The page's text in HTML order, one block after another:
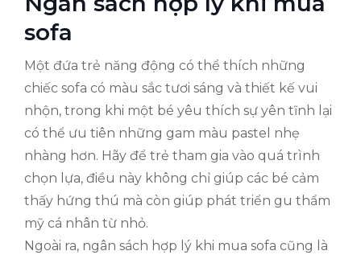
sofa
Một đứa trẻ năng động có thể thích những
chiếc sofa có màu sắc tươi sáng và thiết kế vui
nhộn, trong khi một bé yêu thích sự yên tĩnh lại
có thể ưu tiên những gam màu pastel nhẹ
nhàng hơn. Hãy để trẻ tham gia vào quá trình
chọn lựa, điều này không chỉ giúp các bé cảm
thấy hứng thú mà còn giúp phát triển gu thẩm
mỹ cá nhân từ nhỏ.
Ngoài ra, ngân sách hợp lý khi mua sofa cũng là